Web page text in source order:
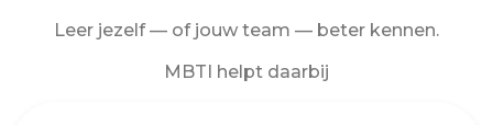
Leer jezelf — of jouw team — beter kennen.
MBTI helpt daarbij